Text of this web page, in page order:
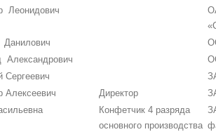
Леонидович
Сергеевич
Алексеевич
Директор
Конфетчик 4 разряда
основного производства